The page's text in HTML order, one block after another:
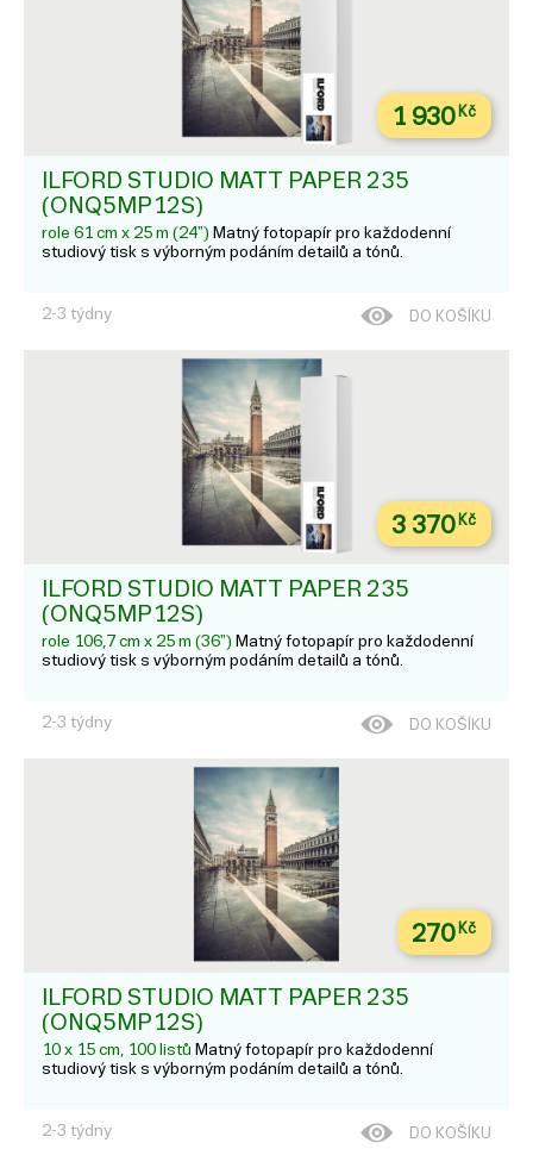
1 930Kč
ILFORD STUDIO MATT PAPER 235
(ONQ5MP12S)
role 61 cm x 25 m (24") Matný fotopapír pro každodenní
studiový tisk s výborným podáním detailů a tónů.
2-3 týdny DO KOŠÍKU
3 370Kč
ILFORD STUDIO MATT PAPER 235
(ONQ5MP12S)
role 106,7 cm x 25 m (36") Matný fotopapír pro každodenní
studiový tisk s výborným podáním detailů a tónů.
2-3 týdny DO KOŠÍKU
270Kč
ILFORD STUDIO MATT PAPER 235
(ONQ5MP12S)
10 x 15 cm, 100 listů Matný fotopapír pro každodenní
studiový tisk s výborným podáním detailů a tónů.
2-3 týdny DO KOŠÍKU